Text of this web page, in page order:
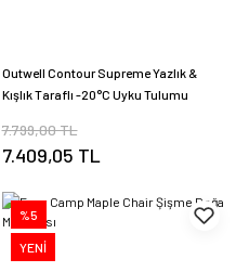
Outwell Contour Supreme Yazlık &
Kışlık Taraflı -20°C Uyku Tulumu
7.799,00 TL
7.409,05 TL
%5
YENİ